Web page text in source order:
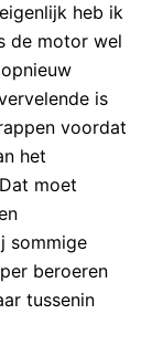
heb ik
de motor wel
is
voordat
het
moet
sommige
beroeren
tussenin